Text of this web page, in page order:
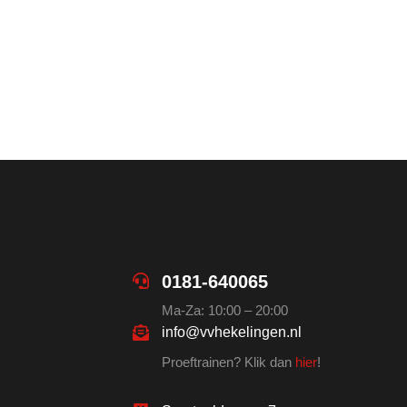
0181-640065
Ma-Za: 10:00 – 20:00
info@vvhekelingen.nl
Proeftrainen? Klik dan hier!